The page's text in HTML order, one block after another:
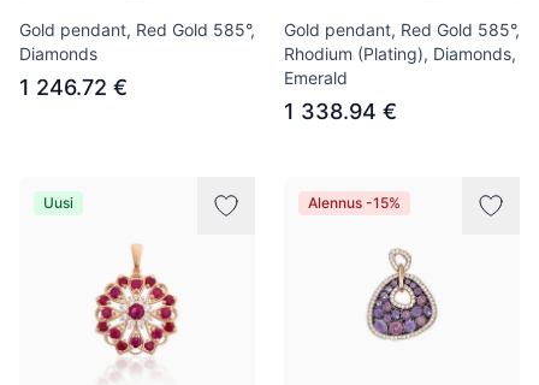
Gold pendant, Red Gold 585°,
Diamonds
1 246.72 €
Gold pendant, Red Gold 585°,
Rhodium (Plating), Diamonds,
Emerald
1 338.94 €
Uusi Alennus -15%